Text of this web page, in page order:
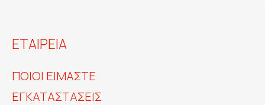
ΕΤΑΙΡΕΙΑ
ΠΟΙΟΙ ΕΙΜΑΣΤΕ
ΕΓΚΑΤΑΣΤΑΣΕΙΣ